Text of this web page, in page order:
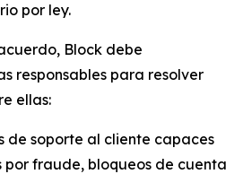
por ley.
Block debe
responsables para resolver
ellas:
de soporte al cliente capaces
por fraude, bloqueos de cuenta